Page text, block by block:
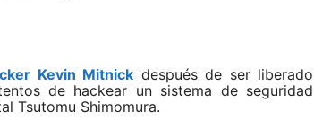
Kevin Mitnick después de ser liberado
de hackear un sistema de seguridad
Tsutomu Shimomura.